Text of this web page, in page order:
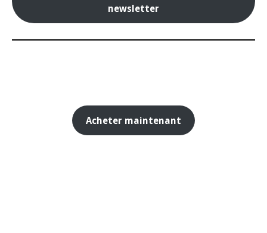
newsletter
Acheter maintenant